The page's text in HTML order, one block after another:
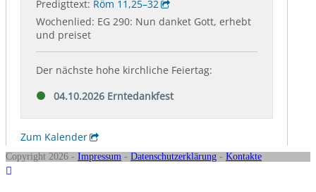
Copyright 2026 - Impressum - Datenschutzerklärung - Kontakte